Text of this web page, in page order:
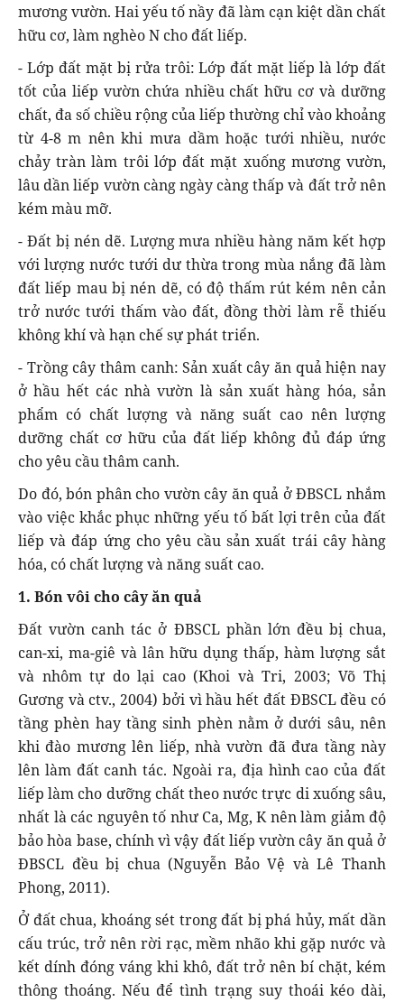
mương vườn. Hai yếu tố nầy đã làm cạn kiệt dần chất
hữu cơ, làm nghèo N cho đất liếp.
- Lớp đất mặt bị rửa trôi: Lớp đất mặt liếp là lớp đất
tốt của liếp vườn chứa nhiều chất hữu cơ và dưỡng
chất, đa số chiều rộng của liếp thường chỉ vào khoảng
từ 4-8 m nên khi mưa dầm hoặc tưới nhiều, nước
chảy tràn làm trôi lớp đất mặt xuống mương vườn,
lâu dần liếp vườn càng ngày càng thấp và đất trở nên
kém màu mỡ.
- Đất bị nén dẽ. Lượng mưa nhiều hàng năm kết hợp
với lượng nước tưới dư thừa trong mùa nắng đã làm
đất liếp mau bị nén dẽ, có độ thấm rút kém nên cản
trở nước tưới thấm vào đất, đồng thời làm rễ thiếu
không khí và hạn chế sự phát triển.
- Trồng cây thâm canh: Sản xuất cây ăn quả hiện nay
ở hầu hết các nhà vườn là sản xuất hàng hóa, sản
phẩm có chất lượng và năng suất cao nên lượng
dưỡng chất cơ hữu của đất liếp không đủ đáp ứng
cho yêu cầu thâm canh.
Do đó, bón phân cho vườn cây ăn quả ở ĐBSCL nhắm
vào việc khắc phục những yếu tố bất lợi trên của đất
liếp và đáp ứng cho yêu cầu sản xuất trái cây hàng
hóa, có chất lượng và năng suất cao.
1. Bón vôi cho cây ăn quả
Đất vườn canh tác ở ĐBSCL phần lớn đều bị chua,
can-xi, ma-giê và lân hữu dụng thấp, hàm lượng sắt
và nhôm tự do lại cao (Khoi và Tri, 2003; Võ Thị
Gương và ctv., 2004) bởi vì hầu hết đất ĐBSCL đều có
tầng phèn hay tầng sinh phèn nằm ở dưới sâu, nên
khi đào mương lên liếp, nhà vườn đã đưa tầng này
lên làm đất canh tác. Ngoài ra, địa hình cao của đất
liếp làm cho dưỡng chất theo nước trực di xuống sâu,
nhất là các nguyên tố như Ca, Mg, K nên làm giảm độ
bảo hòa base, chính vì vậy đất liếp vườn cây ăn quả ở
ĐBSCL đều bị chua (Nguyễn Bảo Vệ và Lê Thanh
Phong, 2011).
Ở đất chua, khoáng sét trong đất bị phá hủy, mất dần
cấu trúc, trở nên rời rạc, mềm nhão khi gặp nước và
kết dính đóng váng khi khô, đất trở nên bí chặt, kém
thông thoáng. Nếu để tình trạng suy thoái kéo dài,